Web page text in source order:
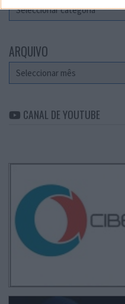
ARQUIVO
Arquivo
CANAL DE YOUTUBE